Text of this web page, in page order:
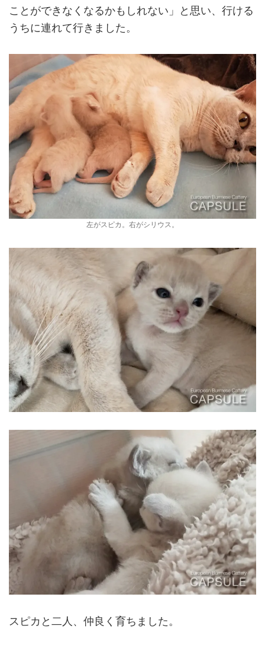
ことができなくなるかもしれない」と思い、行ける
うちに連れて行きました。
左がスピカ。右がシリウス。
スピカと二人、仲良く育ちました。